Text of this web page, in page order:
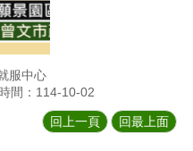
服中心
間：114-10-02
回上一頁 回最上面